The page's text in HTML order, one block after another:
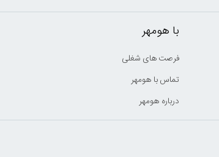
با هومهر
فرصت های شغلی
تماس با هومهر
درباره هومهر